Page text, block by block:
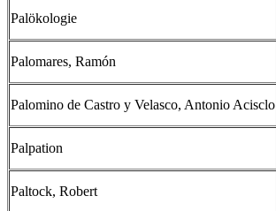
Palökologie
Palomares, Ramón
Palomino de Castro y Velasco, Antonio Acisclo
Palpation
Paltock, Robert